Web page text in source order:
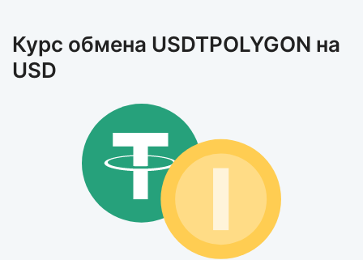
Курс обмена USDTPOLYGON на
USD